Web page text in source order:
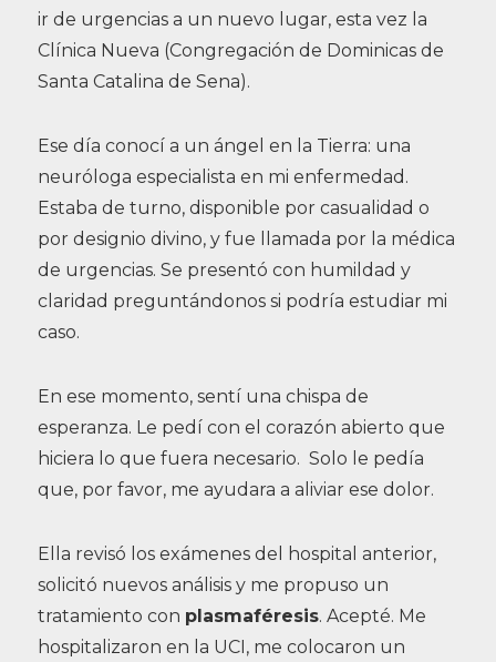
ir de urgencias a un nuevo lugar, esta vez la
Clínica Nueva (Congregación de Dominicas de
Santa Catalina de Sena).
Ese día conocí a un ángel en la Tierra: una
neuróloga especialista en mi enfermedad.
Estaba de turno, disponible por casualidad o
por designio divino, y fue llamada por la médica
de urgencias. Se presentó con humildad y
claridad preguntándonos si podría estudiar mi
caso.
En ese momento, sentí una chispa de
esperanza. Le pedí con el corazón abierto que
hiciera lo que fuera necesario. Solo le pedía
que, por favor, me ayudara a aliviar ese dolor.
Ella revisó los exámenes del hospital anterior,
solicitó nuevos análisis y me propuso un
tratamiento con plasmaféresis. Acepté. Me
hospitalizaron en la UCI, me colocaron un